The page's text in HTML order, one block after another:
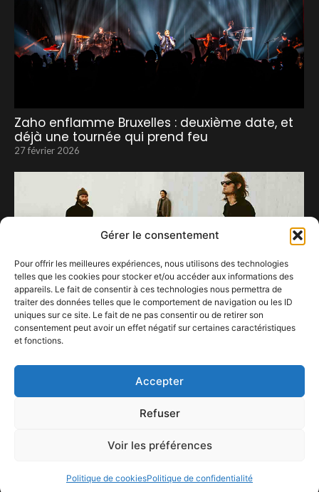
Gérer le consentement
Pour offrir les meilleures expériences, nous utilisons des technologies
telles que les cookies pour stocker et/ou accéder aux informations des
appareils. Le fait de consentir à ces technologies nous permettra de
traiter des données telles que le comportement de navigation ou les ID
uniques sur ce site. Le fait de ne pas consentir ou de retirer son
consentement peut avoir un effet négatif sur certaines caractéristiques
et fonctions.
Accepter
Refuser
Voir les préférences
Politique de cookiesPolitique de confidentialité
Zaho enflamme Bruxelles : deuxième date, et
déjà une tournée qui prend feu
27 février 2026
4 avril 2024